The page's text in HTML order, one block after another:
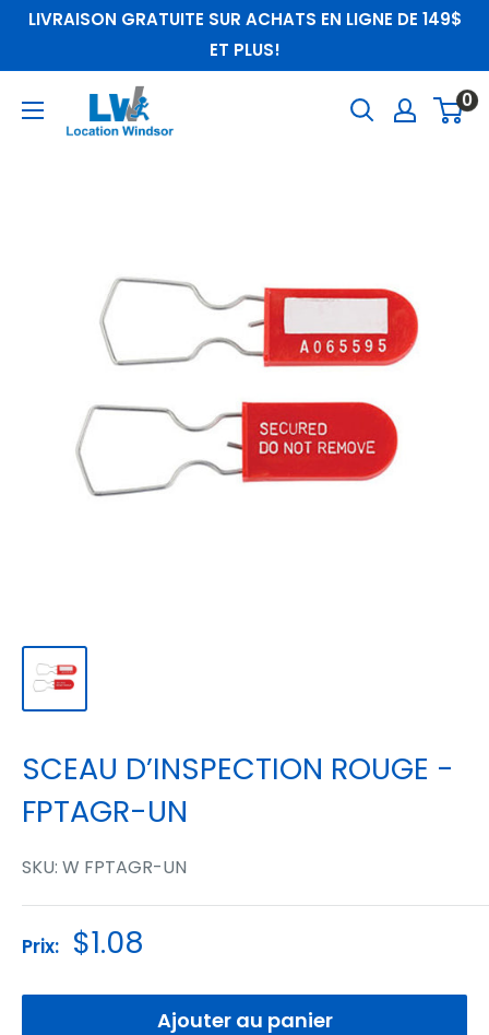
PasserLIVRAISON GRATUITE SUR ACHATS EN LIGNE DE 149$
ET PLUS!
LocationWindsor 0
SCEAU D’INSPECTION ROUGE -
FPTAGR-UN
SKU: W FPTAGR-UN
Prix: Prix
$1.08
Ajouter au panier